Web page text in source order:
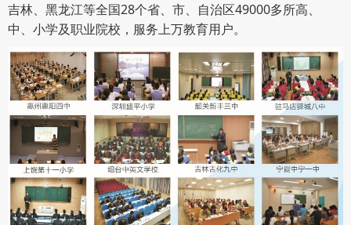
吉林、黑龙江等全国28个省、市、自治区49000多所高、
中、小学及职业院校，服务上万教育用户。